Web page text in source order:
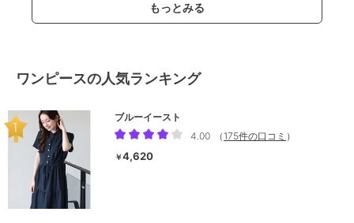
もっとみる
ワンピースの人気ランキング
ブルーイースト
4.00
（ 175件の口コミ ）
￥4,620